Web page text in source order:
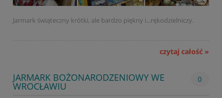
Jarmark świąteczny krótki, ale bardzo piękny i...rękodzielniczy.
czytaj całość »
JARMARK BOŻONARODZENIOWY WE
WROCŁAWIU
0